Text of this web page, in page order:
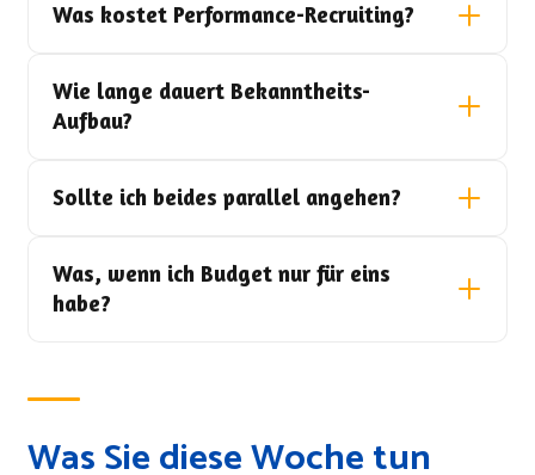
Was kostet Performance-Recruiting?
Wie lange dauert Bekanntheits-
Aufbau?
Sollte ich beides parallel angehen?
Was, wenn ich Budget nur für eins
habe?
Was Sie diese Woche tun